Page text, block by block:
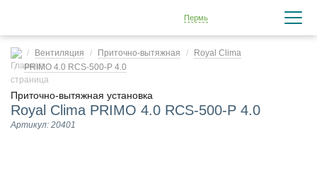
Пермь
Вентиляция Приточно-вытяжная
Royal Clima
PRIMO 4.0 RCS-500-P 4.0
Приточно-вытяжная установка
Royal Clima PRIMO 4.0 RCS-500-P 4.0
Артикул: 20401